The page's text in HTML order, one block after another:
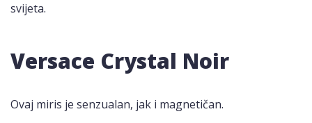
svijeta.
Versace Crystal Noir
Ovaj miris je senzualan, jak i magnetičan.